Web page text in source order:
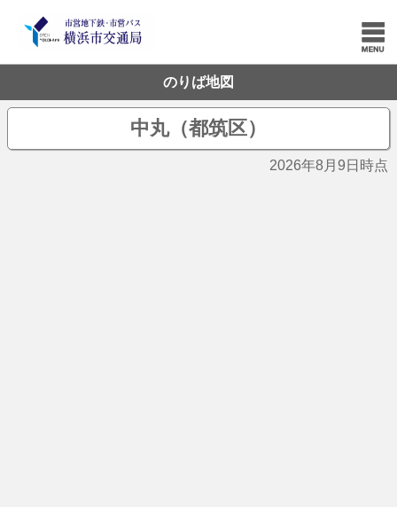
のりば地図
中丸（都筑区）
2026年8月9日時点